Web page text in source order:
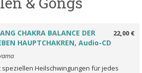
22,00 €
CHAKRA BALANCE DER
HAUPTCHAKREN, Audio-CD
speziellen Heilschwingungen für jedes